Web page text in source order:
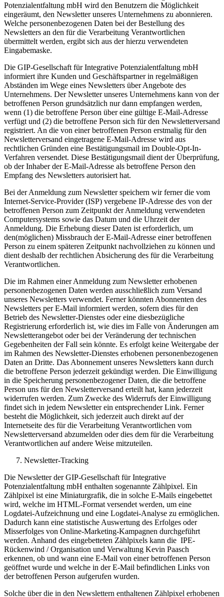
Potenzialentfaltung mbH wird den Benutzern die Möglichkeit
eingeräumt, den Newsletter unseres Unternehmens zu abonnieren.
Welche personenbezogenen Daten bei der Bestellung des
Newsletters an den für die Verarbeitung Verantwortlichen
übermittelt werden, ergibt sich aus der hierzu verwendeten
Eingabemaske.
Die GIP-Gesellschaft für Integrative Potenzialentfaltung mbH
informiert ihre Kunden und Geschäftspartner in regelmäßigen
Abständen im Wege eines Newsletters über Angebote des
Unternehmens. Der Newsletter unseres Unternehmens kann von der
betroffenen Person grundsätzlich nur dann empfangen werden,
wenn (1) die betroffene Person über eine gültige E-Mail-Adresse
verfügt und (2) die betroffene Person sich für den Newsletterversand
registriert. An die von einer betroffenen Person erstmalig für den
Newsletterversand eingetragene E-Mail-Adresse wird aus
rechtlichen Gründen eine Bestätigungsmail im Double-Opt-In-
Verfahren versendet. Diese Bestätigungsmail dient der Überprüfung,
ob der Inhaber der E-Mail-Adresse als betroffene Person den
Empfang des Newsletters autorisiert hat.
Bei der Anmeldung zum Newsletter speichern wir ferner die vom
Internet-Service-Provider (ISP) vergebene IP-Adresse des von der
betroffenen Person zum Zeitpunkt der Anmeldung verwendeten
Computersystems sowie das Datum und die Uhrzeit der
Anmeldung. Die Erhebung dieser Daten ist erforderlich, um
den(möglichen) Missbrauch der E-Mail-Adresse einer betroffenen
Person zu einem späteren Zeitpunkt nachvollziehen zu können und
dient deshalb der rechtlichen Absicherung des für die Verarbeitung
Verantwortlichen.
Die im Rahmen einer Anmeldung zum Newsletter erhobenen
personenbezogenen Daten werden ausschließlich zum Versand
unseres Newsletters verwendet. Ferner könnten Abonnenten des
Newsletters per E-Mail informiert werden, sofern dies für den
Betrieb des Newsletter-Dienstes oder eine diesbezügliche
Registrierung erforderlich ist, wie dies im Falle von Änderungen am
Newsletterangebot oder bei der Veränderung der technischen
Gegebenheiten der Fall sein könnte. Es erfolgt keine Weitergabe der
im Rahmen des Newsletter-Dienstes erhobenen personenbezogenen
Daten an Dritte. Das Abonnement unseres Newsletters kann durch
die betroffene Person jederzeit gekündigt werden. Die Einwilligung
in die Speicherung personenbezogener Daten, die die betroffene
Person uns für den Newsletterversand erteilt hat, kann jederzeit
widerrufen werden. Zum Zwecke des Widerrufs der Einwilligung
findet sich in jedem Newsletter ein entsprechender Link. Ferner
besteht die Möglichkeit, sich jederzeit auch direkt auf der
Internetseite des für die Verarbeitung Verantwortlichen vom
Newsletterversand abzumelden oder dies dem für die Verarbeitung
Verantwortlichen auf andere Weise mitzuteilen.
Newsletter-Tracking
Die Newsletter der GIP-Gesellschaft für Integrative
Potenzialentfaltung mbH enthalten sogenannte Zählpixel. Ein
Zählpixel ist eine Miniaturgrafik, die in solche E-Mails eingebettet
wird, welche im HTML-Format versendet werden, um eine
Logdatei-Aufzeichnung und eine Logdatei-Analyse zu ermöglichen.
Dadurch kann eine statistische Auswertung des Erfolges oder
Misserfolges von Online-Marketing-Kampagnen durchgeführt
werden. Anhand des eingebetteten Zählpixels kann die IPE-
Rückenwind / Organisation und Verwaltung Kevin Paasch
erkennen, ob und wann eine E-Mail von einer betroffenen Person
geöffnet wurde und welche in der E-Mail befindlichen Links von
der betroffenen Person aufgerufen wurden.
Solche über die in den Newslettern enthaltenen Zählpixel erhobenen